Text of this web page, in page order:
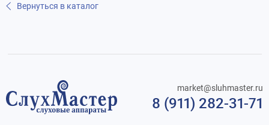
Вернуться в каталог
8 (911) 282-31-71
market@sluhmaster.ru